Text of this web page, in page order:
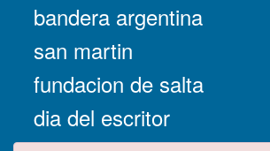
bandera argentina
san martin
fundacion de salta
dia del escritor